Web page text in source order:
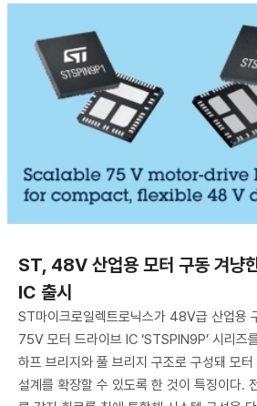
ST, 48V 산업용 모터 구동 겨냥
IC 출시
ST마이크로일렉트로닉스가 48V급 산업용
75V 모터 드라이브 IC ‘STSPIN9P’ 시리즈
하프 브리지와 풀 브리지 구조로 구성돼 모
설계를 확장할 수 있도록 한 것이 특징이다.